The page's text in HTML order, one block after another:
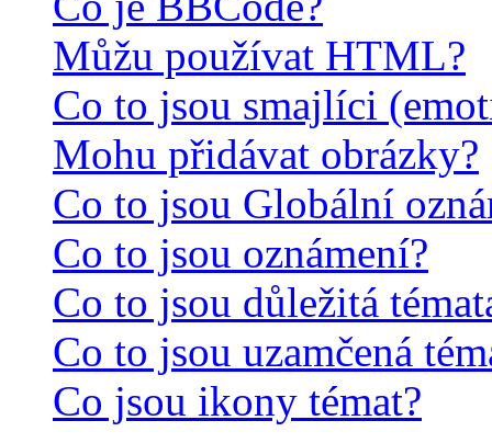
Můžu používat HTML?
Co to jsou smajlíci
Mohu přidávat obrázky?
Co to jsou Globální
Co to jsou oznámení?
Co to jsou důležitá
Co to jsou uzamčená
Co jsou ikony témat?